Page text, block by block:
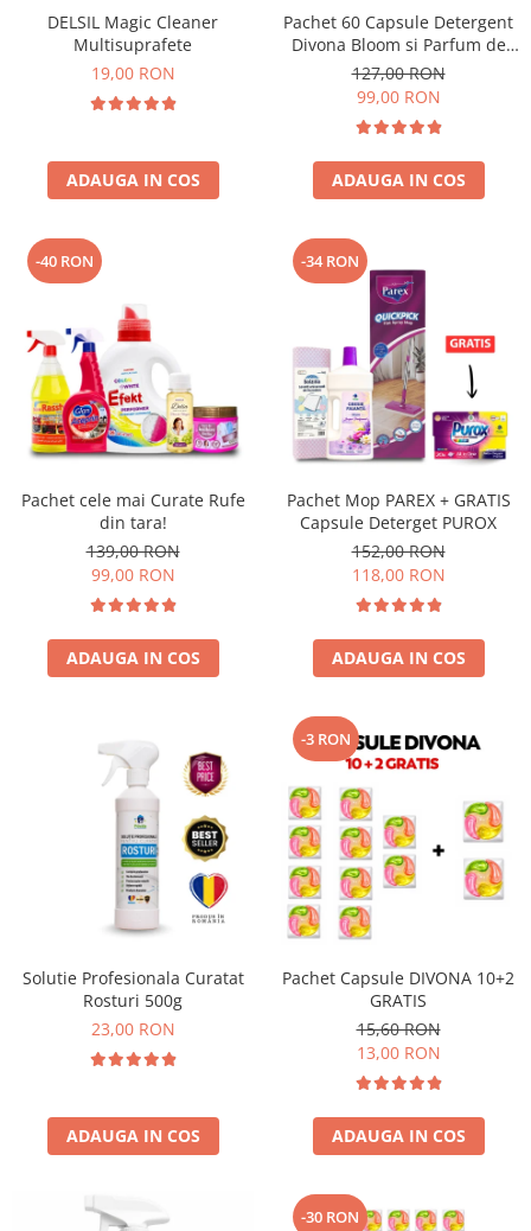
DELSIL Magic Cleaner
Multisuprafete
19,00 RON
ADAUGA IN COS
Pachet 60 Capsule Detergent
Divona Bloom si Parfum de
Rufe Corfu Breeze by Delia
200 ml
127,00 RON
99,00 RON
ADAUGA IN COS
-40 RON
Pachet cele mai Curate Rufe
din tara!
139,00 RON
99,00 RON
ADAUGA IN COS
-34 RON
Pachet Mop PAREX + GRATIS
Capsule Deterget PUROX
152,00 RON
118,00 RON
ADAUGA IN COS
Solutie Profesionala Curatat
Rosturi 500g
23,00 RON
ADAUGA IN COS
-3 RON
Pachet Capsule DIVONA 10+2
GRATIS
15,60 RON
13,00 RON
ADAUGA IN COS
-30 RON